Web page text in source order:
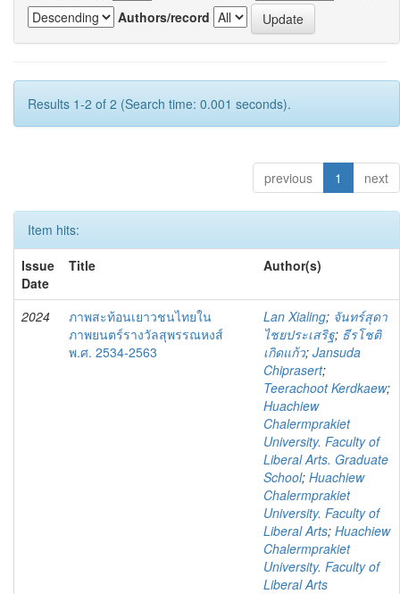
Authors/record
Results 1-2 of 2 (Search time: 0.001 seconds).
previous 1 next
Item hits:
Issue
Date
Title Author(s)
2024
ภาพสะท้อนเยาวชนไทยใน
ภาพยนตร์รางวัลสุพรรณหงส์
พ.ศ. 2534-2563
Lan Xialing; จันทร์สุดา
ไชยประเสริฐ; ธีรโชติ
เกิดแก้ว; Jansuda
Chiprasert;
Teerachoot Kerdkaew;
Huachiew
Chalermprakiet
University. Faculty of
Liberal Arts. Graduate
School; Huachiew
Chalermprakiet
University. Faculty of
Liberal Arts; Huachiew
Chalermprakiet
University. Faculty of
Liberal Arts